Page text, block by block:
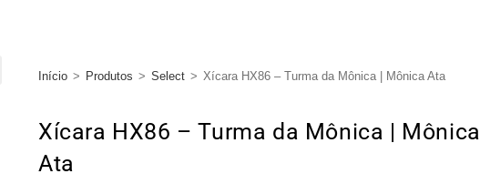
Início > Produtos > Select > Xícara HX86 – Turma da Mônica | Mônica Ata
Xícara HX86 – Turma da Mônica | Mônica
Ata